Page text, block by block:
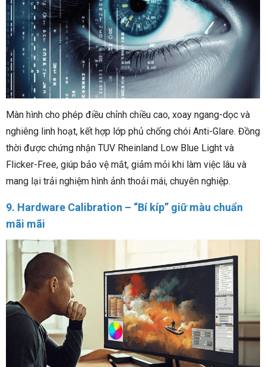
Màn hình cho phép điều chỉnh chiều cao, xoay ngang-dọc và
nghiêng linh hoạt, kết hợp lớp phủ chống chói Anti-Glare. Đồng
thời được chứng nhận TUV Rheinland Low Blue Light và
Flicker-Free, giúp bảo vệ mắt, giảm mỏi khi làm việc lâu và
mang lại trải nghiệm hình ảnh thoải mái, chuyên nghiệp.
9. Hardware Calibration – “Bí kíp” giữ màu chuẩn
mãi mãi